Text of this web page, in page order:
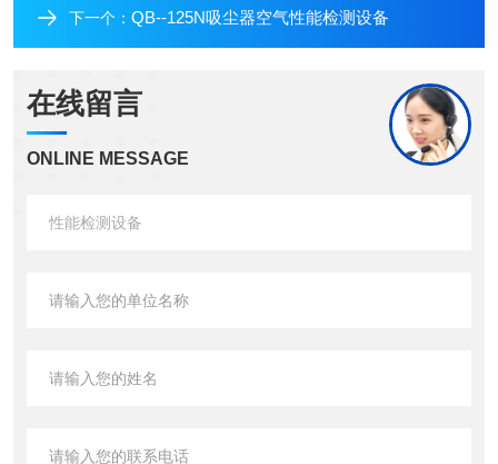
下一个： QB--125N吸尘器空气性能检测设备
在线留言
ONLINE MESSAGE